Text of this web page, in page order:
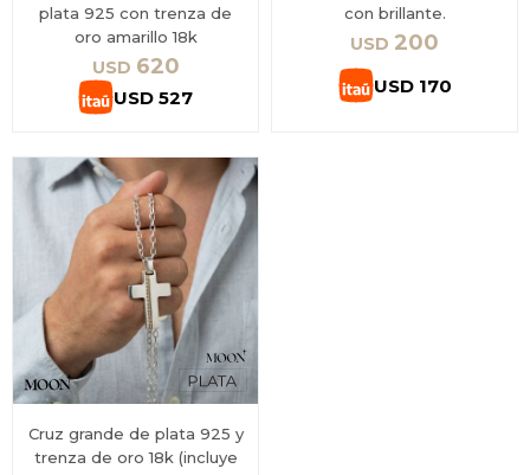
plata 925 con trenza de
oro amarillo 18k
USD 620
USD 527
con brillante.
USD 200
USD 170
Cruz grande de plata 925 y
trenza de oro 18k (incluye